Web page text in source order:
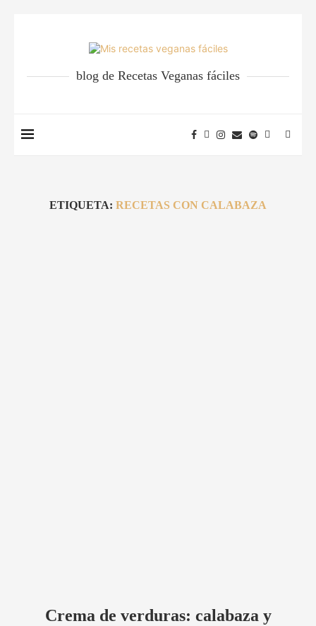
blog de Recetas Veganas fáciles
ETIQUETA: RECETAS CON CALABAZA
Crema de verduras: calabaza y